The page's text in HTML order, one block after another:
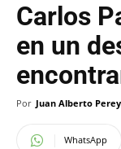
Carlos
en un
Por Juan Alberto
WhatsApp